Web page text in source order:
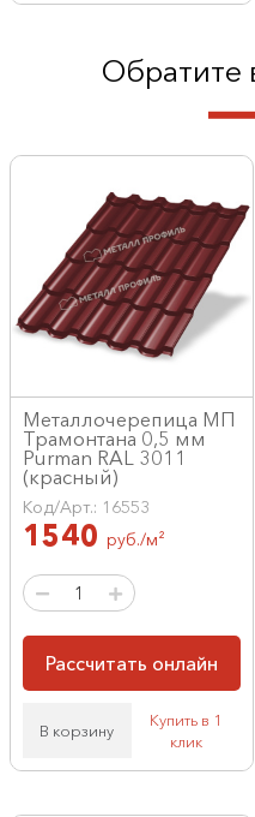
Обратите
Металлочерепица МП
Трамонтана 0,5 мм
Purman RAL 3011
(красный)
Код/Арт.: 16553
1540 руб./м²
Рассчитать онлайн
В корзину
Купить в 1
клик